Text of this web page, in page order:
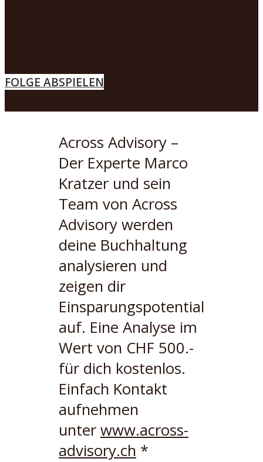
FOLGE ABSPIELEN
Across Advisory –
Der Experte Marco
Kratzer und sein
Team von Across
Advisory werden
deine Buchhaltung
analysieren und
zeigen dir
Einsparungspotential
auf. Eine Analyse im
Wert von CHF 500.-
für dich kostenlos.
Einfach Kontakt
aufnehmen
unter www.across-
advisory.ch *